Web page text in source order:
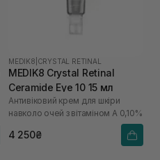
MEDIK8 CRYSTAL RETINAL
MEDIK8 Crystal Retinal
Ceramide Eye 10 15 мл
Антивіковий крем для шкіри
навколо очей з вітаміном А 0,10%
4 250₴